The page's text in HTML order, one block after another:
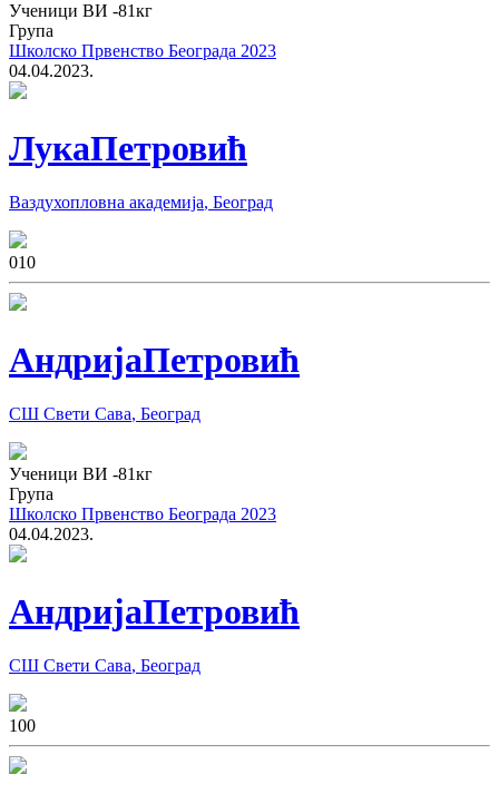
Ученици ВИ -81кг
Група
Школско Првенство Београда 2023
04.04.2023.
ЛукаПетровић
Ваздухопловна академија, Београд
010
АндријаПетровић
СШ Свети Сава, Београд
Ученици ВИ -81кг
Група
Школско Првенство Београда 2023
04.04.2023.
АндријаПетровић
СШ Свети Сава, Београд
100